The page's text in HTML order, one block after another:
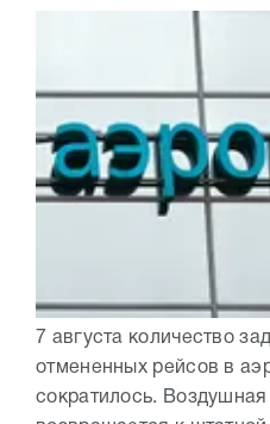
7 августа количество
отмененных рейсов в
сократилось.